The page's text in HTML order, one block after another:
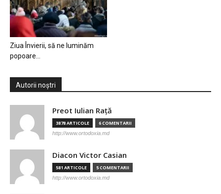
Ziua Învierii, să ne luminăm
popoare…
Autorii noștri
Preot Iulian Raţă
3878 ARTICOLE 6 COMENTARII
http://www.ortodoxia.md
Diacon Victor Casian
581 ARTICOLE 5 COMENTARII
http://www.ortodoxia.md